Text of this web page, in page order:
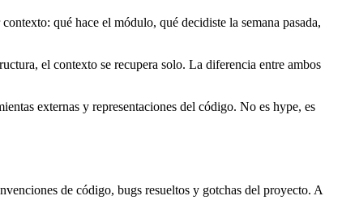
qué hace el módulo, qué decidiste la semana pasada,
el contexto se recupera solo. La diferencia entre ambos
externas y representaciones del código. No es hype, es
de código, bugs resueltos y gotchas del proyecto. A